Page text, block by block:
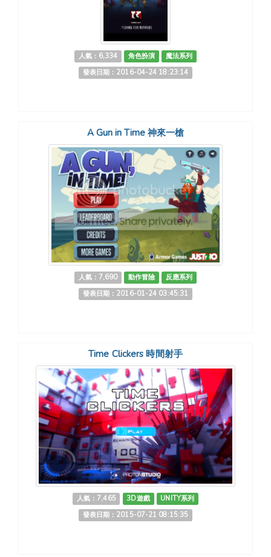
人氣：6,334 角色扮演
魔法系列
發表日期：2016-04-24 18:23:14
A Gun in Time 神來一槍
人氣：7,690 動作冒險
反應系列
發表日期：2016-01-24 03:45:31
Time Clickers 時間射手
人氣：7,465 3D遊戲
UNITY系列
發表日期：2015-07-21 08:15:35